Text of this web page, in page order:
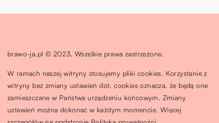
brawo-ja.pl © 2023. Wszelkie prawa zastrzeżone.
W ramach naszej witryny stosujemy pliki cookies. Korzystanie z
witryny bez zmiany ustawień dot. cookies oznacza, że będą one
zamieszczane w Państwa urządzeniu końcowym. Zmiany
ustawień można dokonać w każdym momencie. Więcej